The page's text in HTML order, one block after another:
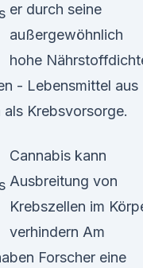
er durch seine
außergewöhnlich
hohe
- Lebensmittel aus
Krebsvorsorge.
Cannabis kann
Ausbreitung von
Krebszellen im
verhindern Am
Forscher eine